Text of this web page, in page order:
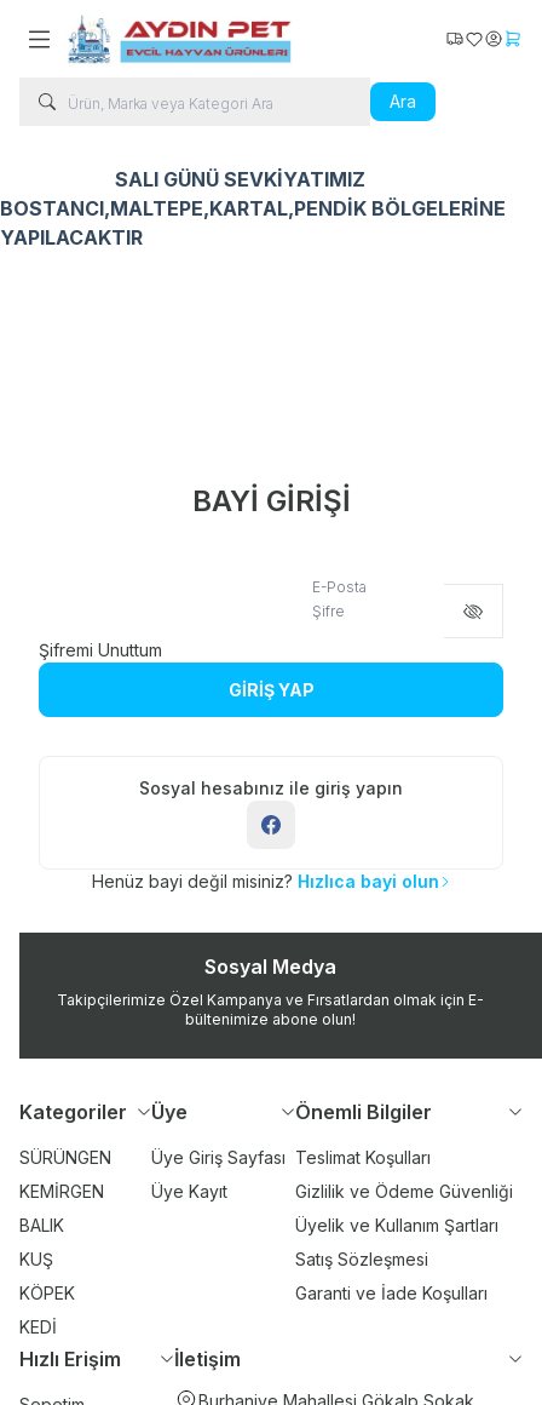
Ara
Kargo Takip
Favorilerim
SALI GÜNÜ SEVKİYATIMIZ
BOSTANCI,MALTEPE,KARTAL,PENDİK BÖLGELERİNE
YAPILACAKTIR
BAYİ GİRİŞİ
E-Posta
Şifre
Şifremi Unuttum
GİRİŞ YAP
Sosyal hesabınız ile giriş yapın
Henüz bayi değil misiniz? Hızlıca bayi olun
Sosyal Medya
Takipçilerimize Özel Kampanya ve Fırsatlardan olmak için E-
bültenimize abone olun!
Kategoriler
SÜRÜNGEN
KEMİRGEN
BALIK
KUŞ
KÖPEK
KEDİ
Üye
Üye Giriş Sayfası
Üye Kayıt
Önemli Bilgiler
Teslimat Koşulları
Gizlilik ve Ödeme Güvenliği
Üyelik ve Kullanım Şartları
Satış Sözleşmesi
Garanti ve İade Koşulları
Hızlı Erişim İletişim
Burhaniye Mahallesi Gökalp Sokak